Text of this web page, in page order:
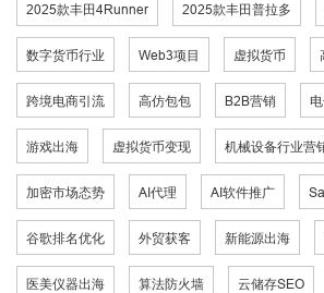
2025款丰田4Runner 2025款丰田普拉多
数字货币行业 Web3项目 虚拟货币
跨境电商引流 高仿包包 B2B营销
游戏出海 虚拟货币变现 机械设备行业营
加密市场态势 AI代理 AI软件推广
谷歌排名优化 外贸获客 新能源出海
医美仪器出海 算法防火墙 云储存SEO